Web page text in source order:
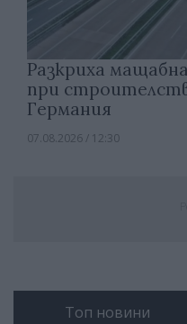
Разкриха
при
Германия
07.08.2026 / 12:30
Топ новини